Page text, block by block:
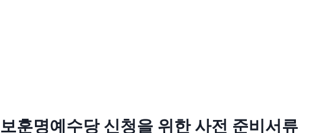
보훈명예수당 신청을 위한 사전 준비서류